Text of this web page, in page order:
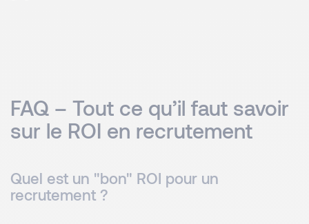
FAQ – Tout ce qu’il faut savoir
sur le ROI en recrutement
Quel est un "bon" ROI pour un
recrutement ?